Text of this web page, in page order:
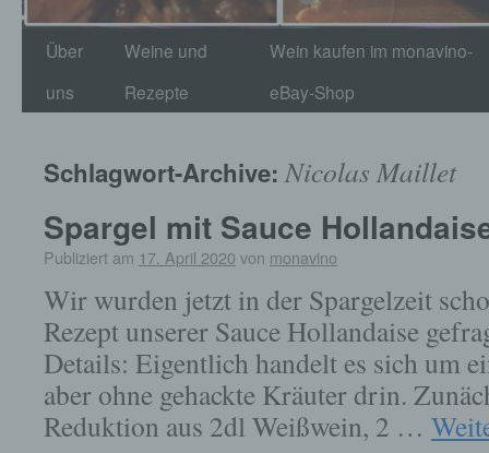
Zum
Inhalt
Über
uns
Weine und
Rezepte
Wein kaufen im monavino-
eBay-Shop
Schlagwort-Archive: Nicolas Maillet
Spargel mit Sauce
Publiziert am 17. April 2020 von monavino
Wir wurden jetzt in der Spargelzeit
Rezept unserer Sauce Hollandaise
Details: Eigentlich handelt es sich um
aber ohne gehackte Kräuter drin.
Reduktion aus 2dl Weißwein, 2 …